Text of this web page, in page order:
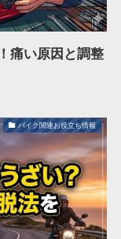
痛い原因と調整
バイク関連お役立ち情報